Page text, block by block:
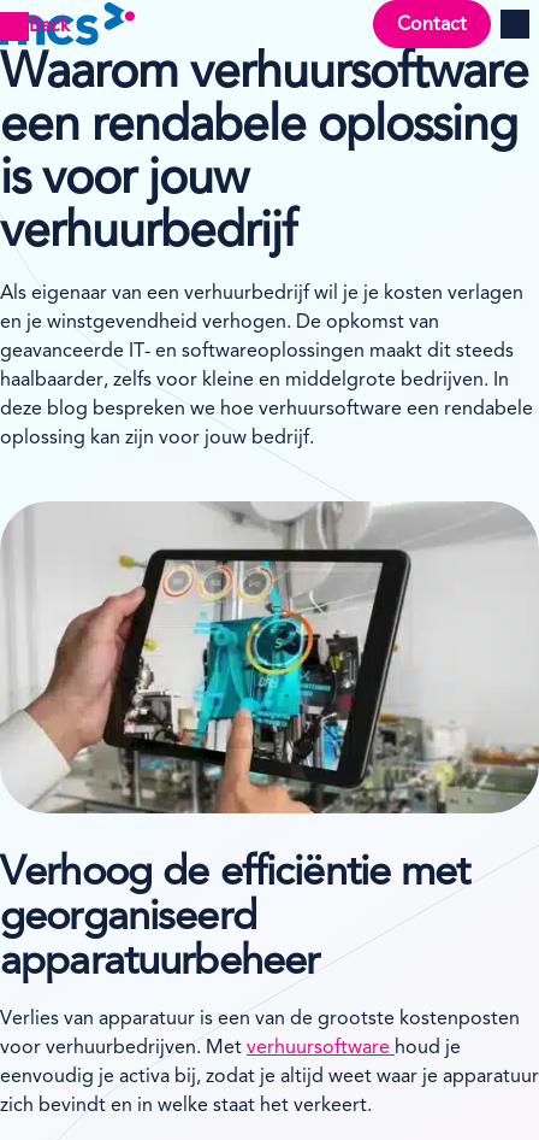
Back Contact
Waarom verhuursoftware
een rendabele oplossing
is voor jouw
verhuurbedrijf
Als eigenaar van een verhuurbedrijf wil je je kosten verlagen
en je winstgevendheid verhogen. De opkomst van
geavanceerde IT- en softwareoplossingen maakt dit steeds
haalbaarder, zelfs voor kleine en middelgrote bedrijven. In
deze blog bespreken we hoe verhuursoftware een rendabele
oplossing kan zijn voor jouw bedrijf.
Verhoog de efficiëntie met
georganiseerd
apparatuurbeheer
Verlies van apparatuur is een van de grootste kostenposten
voor verhuurbedrijven. Met verhuursoftware houd je
eenvoudig je activa bij, zodat je altijd weet waar je apparatuur
zich bevindt en in welke staat het verkeert.